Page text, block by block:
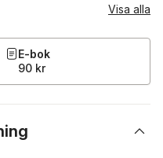
Visa alla
E-bok
90 kr